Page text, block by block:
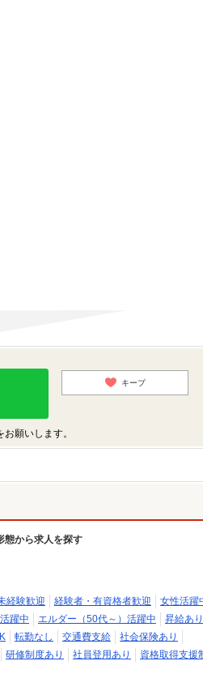
キープ
願いします。
態から求人を探す
経験歓迎 経験者・有資格者歓迎
女性活躍
躍中 エルダー（50代～）活躍中
昇給あり
転勤なし 交通費支給
社会保険あり
研修制度あり 社員登用あり
資格取得支援